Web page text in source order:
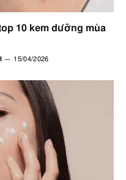
10 kem dưỡng mùa
15/04/2026